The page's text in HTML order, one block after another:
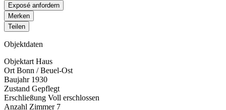
Exposé anfordern
Merken
Teilen
Objektdaten
Objektart Haus
Ort Bonn / Beuel-Ost
Baujahr 1930
Zustand Gepflegt
Erschließung Voll erschlossen
Anzahl Zimmer 7